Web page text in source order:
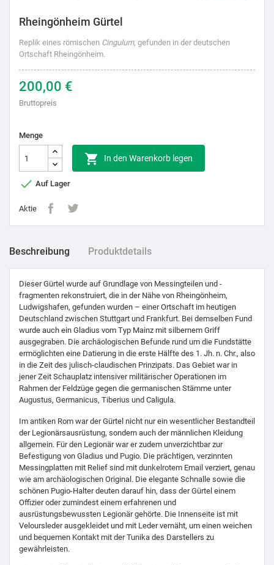
Rheingönheim Gürtel
Replik eines römischen Cingulum, gefunden in der deutschen
Ortschaft Rheingönheim.
200,00 €
Bruttopreis
Menge
 In den Warenkorb legen
 Auf Lager
Aktie
Beschreibung Produktdetails
Dieser Gürtel wurde auf Grundlage von Messingteilen und -
fragmenten rekonstruiert, die in der Nähe von Rheingönheim,
Ludwigshafen, gefunden wurden – einer Ortschaft im heutigen
Deutschland zwischen Stuttgart und Frankfurt. Bei demselben Fund
wurde auch ein Gladius vom Typ Mainz mit silbernem Griff
ausgegraben. Die archäologischen Befunde rund um die Fundstätte
ermöglichten eine Datierung in die erste Hälfte des 1. Jh. n. Chr., also
in die Zeit des julisch-claudischen Prinzipats. Das Gebiet war in
jener Zeit Schauplatz intensiver militärischer Operationen im
Rahmen der Feldzüge gegen die germanischen Stämme unter
Augustus, Germanicus, Tiberius und Caligula.
Im antiken Rom war der Gürtel nicht nur ein wesentlicher Bestandteil
der Legionärsausrüstung, sondern auch der männlichen Kleidung
allgemein. Für den Legionär war er zudem unverzichtbar zur
Befestigung von Gladius und Pugio. Die prächtigen, verzinnten
Messingplatten mit Relief sind mit dunkelrotem Email verziert, genau
wie am archäologischen Original. Die elegante Schnalle sowie die
schönen Pugio-Halter deuten darauf hin, dass der Gürtel einem
Offizier oder zumindest einem erfahrenen und
ausrüstungsbewussten Legionär gehörte. Die Innenseite ist mit
Veloursleder ausgekleidet und mit Leder vernäht, um einen weichen
und bequemen Kontakt mit der Tunika des Darstellers zu
gewährleisten.